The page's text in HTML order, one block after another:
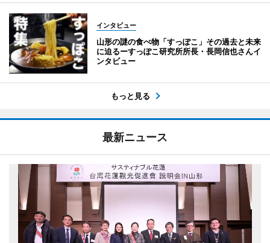
インタビュー
山形の謎の食べ物「すっぽこ」その過去と未来
に迫るーすっぽこ研究所所長・長岡信也さんイ
ンタビュー
もっと見る
最新ニュース